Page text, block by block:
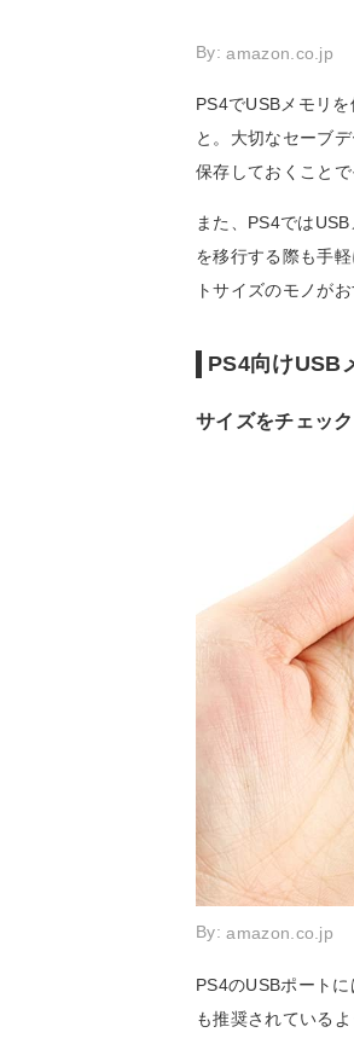
By:amazon.co.jp
PS4でUSBメモリ
と。大切なセーブ
保存しておくこと
また、PS4では
を移行する際も手
トサイズのモノがお
PS4向けUSB
サイズをチェック
By:amazon.co.jp
PS4のUSBポート
も推奨されている